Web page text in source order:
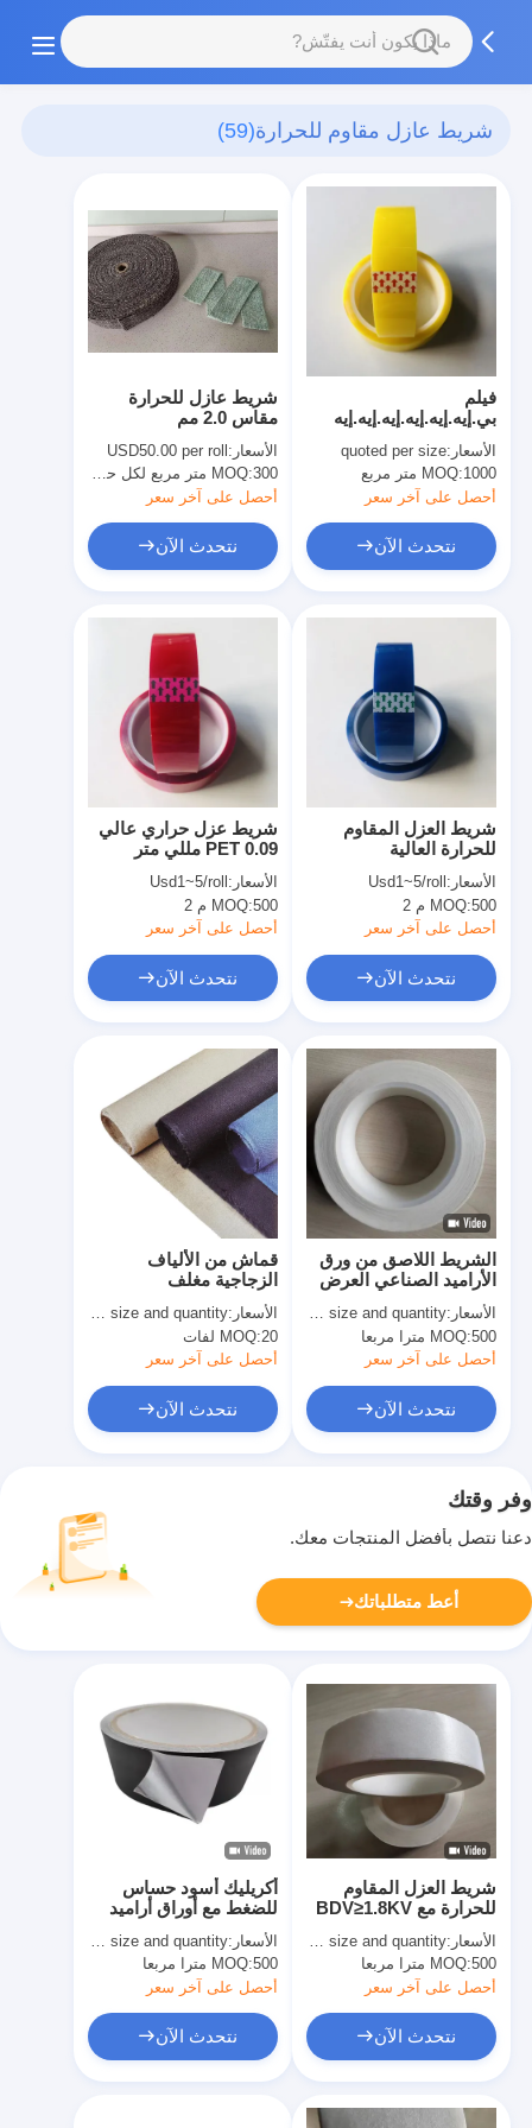
شريط عازل مقاوم للحرارة(59)
شريط عازل للحرارة
مقاس 2.0 مم
الأسعار: USD50.00 per roll
MOQ:300 متر مربع لكل حجم
أحصل على آخر سعر
نتحدث الآن
فيلم
بي.إيه.إيه.إيه.إيه.إيه.إيه
الأسعار:quoted per size
MOQ:1000 متر مربع
أحصل على آخر سعر
نتحدث الآن
شريط عزل حراري عالي
PET 0.09 مللي متر
الأسعار: Usd1~5/roll
MOQ:500 م 2
أحصل على آخر سعر
نتحدث الآن
شريط العزل المقاوم
للحرارة العالية
الأسعار: Usd1~5/roll
MOQ:500 م 2
أحصل على آخر سعر
نتحدث الآن
قماش من الألياف
الزجاجية مغلف
1000 ملم درع حراري
واسع
الأسعار:basing size and quantity
MOQ:20 لفات
أحصل على آخر سعر
نتحدث الآن
الشريط اللاصق من ورق
الأراميد الصناعي العرض
للاحتياجات المخصصة
الأسعار:quoted as per size and quantity
MOQ:500 مترا مربعا
أحصل على آخر سعر
نتحدث الآن
وفر وقتك
دعنا نتصل بأفضل المنتجات معك.
أعط متطلباتك
أكريليك أسود حساس
للضغط مع أوراق أراميد
مضاعفة للنار
الأسعار:quoted as per size and quantity
MOQ:500 مترا مربعا
أحصل على آخر سعر
نتحدث الآن
شريط العزل المقاوم
للحرارة مع BDV≥1.8KV
الورقية الأراميد سمك
الأسعار:quoted as per size and quantity
MOQ:500 مترا مربعا
أحصل على آخر سعر
نتحدث الآن